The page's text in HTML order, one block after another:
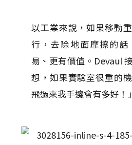
以工業來說，如果移動
行，去除地面摩擦的
易、更有價值。Devaul
想，如果實驗室很重的
飛過來我手邊會有多好！」